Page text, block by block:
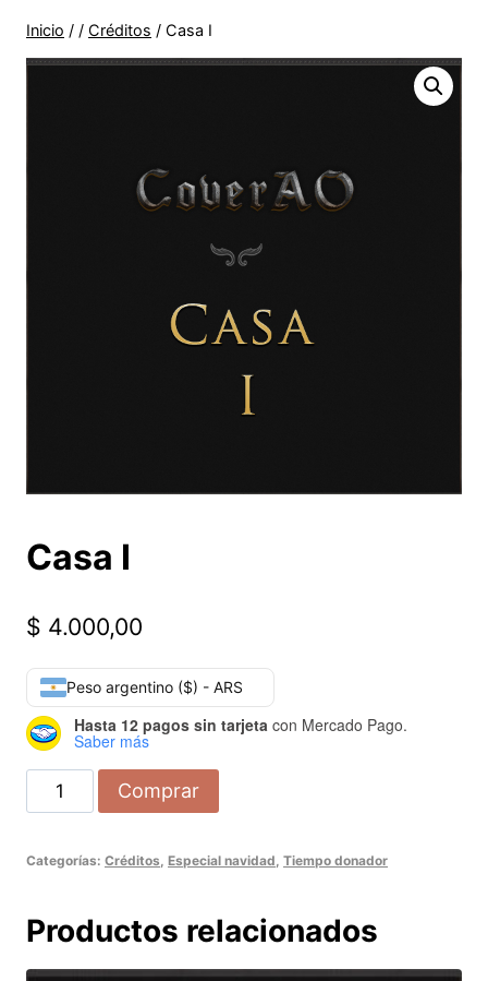
Inicio / / Créditos / Casa I
Casa I
$ 4.000,00
Peso argentino ($) - ARS
Hasta 12 pagos sin tarjeta con Mercado Pago.
Saber más
Comprar
Categorías: Créditos Especial navidad Tiempo donador
Productos relacionados